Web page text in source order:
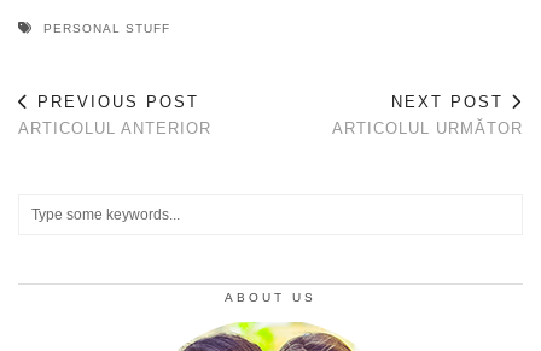
PERSONAL STUFF
PREVIOUS POST
ARTICOLUL ANTERIOR
NEXT POST
ARTICOLUL URMĂTOR
ABOUT US